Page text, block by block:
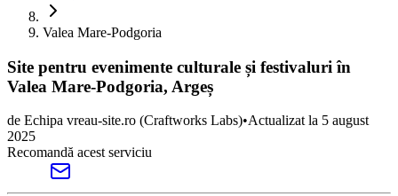
Valea Mare-Podgoria
Site pentru evenimente culturale și festivaluri în
Valea Mare-Podgoria, Argeș
de Echipa vreau-site.ro (Craftworks Labs)•Actualizat la 5 august
2025
Recomandă acest serviciu